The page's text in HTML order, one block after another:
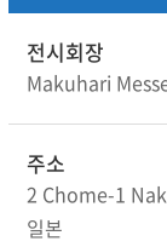
전시회장
Makuhari
주소
2 Chome-1
일본